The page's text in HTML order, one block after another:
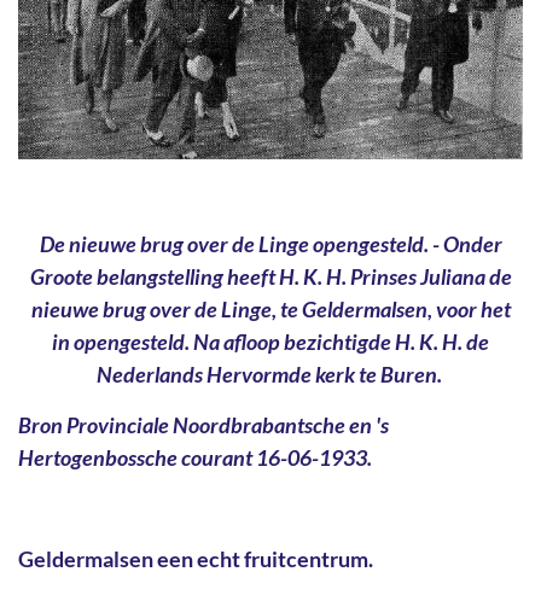
De nieuwe brug over de Linge opengesteld. - Onder
Groote belangstelling heeft H. K. H. Prinses Juliana de
nieuwe brug over de Linge, te Geldermalsen, voor het
in opengesteld. Na afloop bezichtigde H. K. H. de
Nederlands Hervormde kerk te Buren.
Bron Provinciale Noordbrabantsche en 's
Hertogenbossche courant 16-06-1933.
Geldermalsen een echt fruitcentrum.